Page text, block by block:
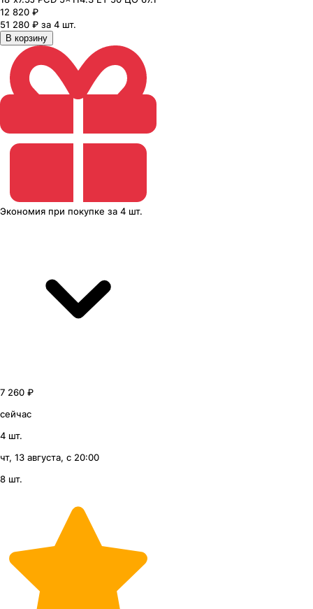
12 820 ₽
51 280 ₽ за 4 шт.
В корзину
Экономия при покупке за 4 шт.
7 260 ₽
сейчас
4 шт.
чт, 13 августа, с 20:00
8 шт.